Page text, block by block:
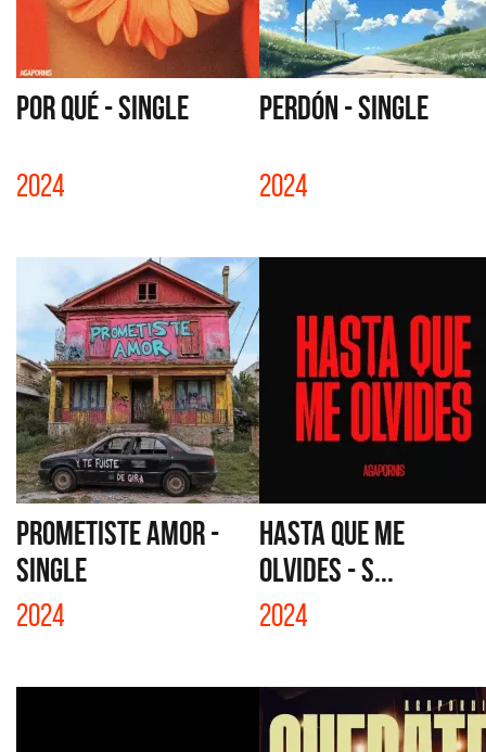
POR QUÉ - SINGLE
2024
PERDÓN - SINGLE
2024
PROMETISTE AMOR -
SINGLE
2024
HASTA QUE ME
OLVIDES - S...
2024